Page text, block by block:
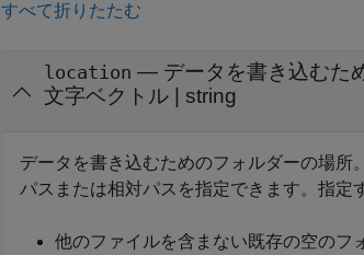
すべて折りたたむ
location — データを書き込むた
文字ベクトル
string
データを書き込むためのフォルダーの場
パスまたは相対パスを指定できます。指定
他のファイルを含まない既存の空のフ